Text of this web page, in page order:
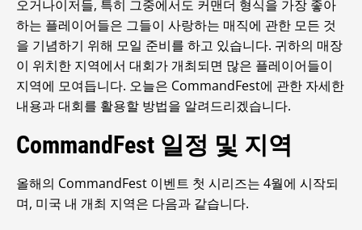
오거나이저들, 특히 그중에서도 커맨더 형식을 가장 좋아
하는 플레이어들은 그들이 사랑하는 매직에 관한 모든 것
을 기념하기 위해 모일 준비를 하고 있습니다. 귀하의 매장
이 위치한 지역에서 대회가 개최되면 많은 플레이어들이
지역에 모여듭니다. 오늘은 CommandFest에 관한 자세한
내용과 대회를 활용할 방법을 알려드리겠습니다.
CommandFest 일정 및 지역
올해의 CommandFest 이벤트 첫 시리즈는 4월에 시작되
며, 미국 내 개최 지역은 다음과 같습니다.